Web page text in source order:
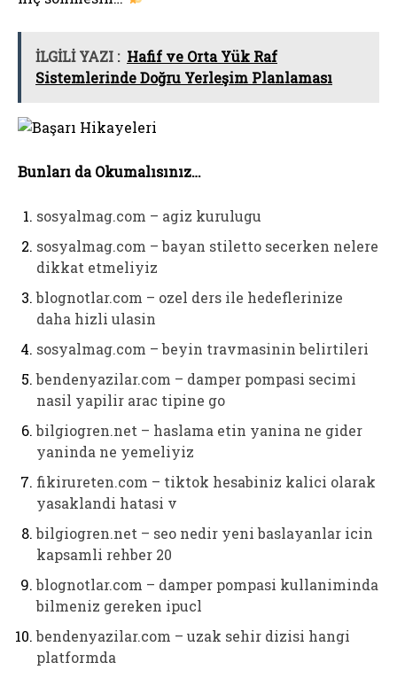
İLGİLİ YAZI : Hafif ve Orta Yük Raf
Sistemlerinde Doğru Yerleşim Planlaması
Bunları da Okumalısınız…
sosyalmag.com – agiz kurulugu
sosyalmag.com – bayan stiletto secerken nelere
dikkat etmeliyiz
blognotlar.com – ozel ders ile hedeflerinize
daha hizli ulasin
sosyalmag.com – beyin travmasinin belirtileri
bendenyazilar.com – damper pompasi secimi
nasil yapilir arac tipine go
bilgiogren.net – haslama etin yanina ne gider
yaninda ne yemeliyiz
fikirureten.com – tiktok hesabiniz kalici olarak
yasaklandi hatasi v
bilgiogren.net – seo nedir yeni baslayanlar icin
kapsamli rehber 20
blognotlar.com – damper pompasi kullaniminda
bilmeniz gereken ipucl
bendenyazilar.com – uzak sehir dizisi hangi
platformda